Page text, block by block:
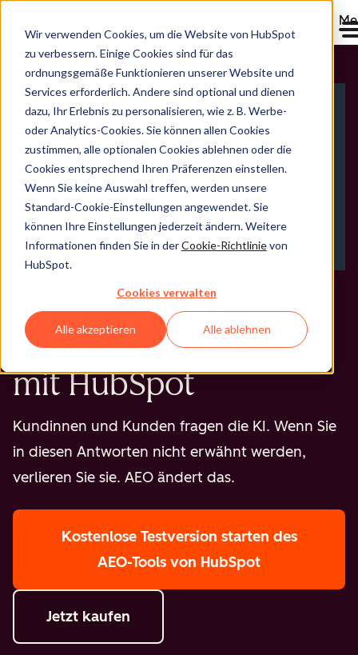
Wir verwenden Cookies, um die Website von HubSpot
zu verbessern. Einige Cookies sind für das
ordnungsgemäße Funktionieren unserer Website und
Services erforderlich. Andere sind optional und dienen
dazu, Ihr Erlebnis zu personalisieren, wie z. B. Werbe-
oder Analytics-Cookies. Sie können allen Cookies
zustimmen, alle optionalen Cookies ablehnen oder die
Cookies entsprechend Ihren Präferenzen einstellen.
Wenn Sie keine Auswahl treffen, werden unsere
Standard-Cookie-Einstellungen angewendet. Sie
können Ihre Einstellungen jederzeit ändern. Weitere
Informationen finden Sie in derCookie-Richtlinievon
HubSpot.
Cookies verwalten
Alle akzeptieren Alle ablehnen
AEO (Answer Engine Optimization)
So erhöhen Sie
Ihre KI-Sichtbarkeit
mit HubSpot
Kundinnen und Kunden fragen die KI. Wenn Sie
in diesen Antworten nicht erwähnt werden,
verlieren Sie sie. AEO ändert das.
Kostenlose Testversion starten des
AEO-Tools von HubSpot
Jetzt kaufen